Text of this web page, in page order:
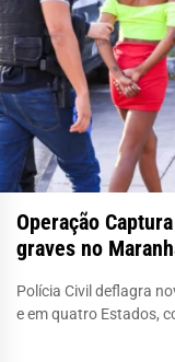
Operação
graves no
Polícia Civil deflagra
e em quatro Estados,